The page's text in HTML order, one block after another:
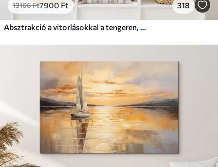
13166Ft7900 Ft 318
Absztrakció a vitorlásokkal a tengeren, akril stílusban, naplemente